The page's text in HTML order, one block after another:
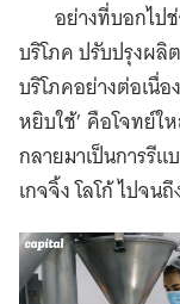
อย่างที่บอกไป
บริโภค ปรับปรุงผ
บริโภคอย่างต่อเนื่
หยิบใช้’ คือโจทย์ใ
กลายมาเป็นการรี
เกจจิ้ง โลโก้ ไปจน